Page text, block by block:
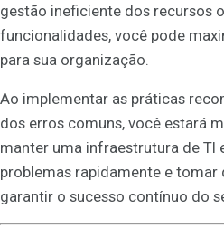
gestão ineficiente dos recursos
funcionalidades, você pode
para sua organização.
Ao implementar as práticas
dos erros comuns, você estará
manter uma infraestrutura de TI
problemas rapidamente e
garantir o sucesso contínuo do